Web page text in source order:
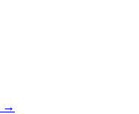
→